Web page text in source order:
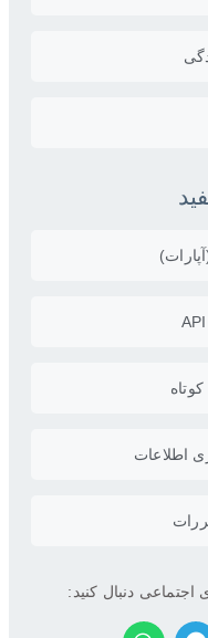
اطلاعات
دنبال کنید: